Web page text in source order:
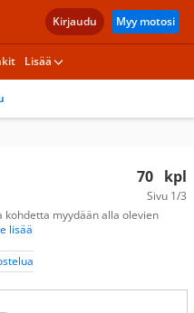
Kirjaudu Myy motosi
Lisää
70 kpl
Sivu 1/3
kohdetta myydään alla olevien
lisää